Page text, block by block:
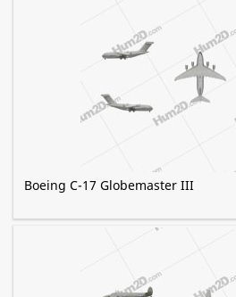
Boeing C-17 Globemaster III